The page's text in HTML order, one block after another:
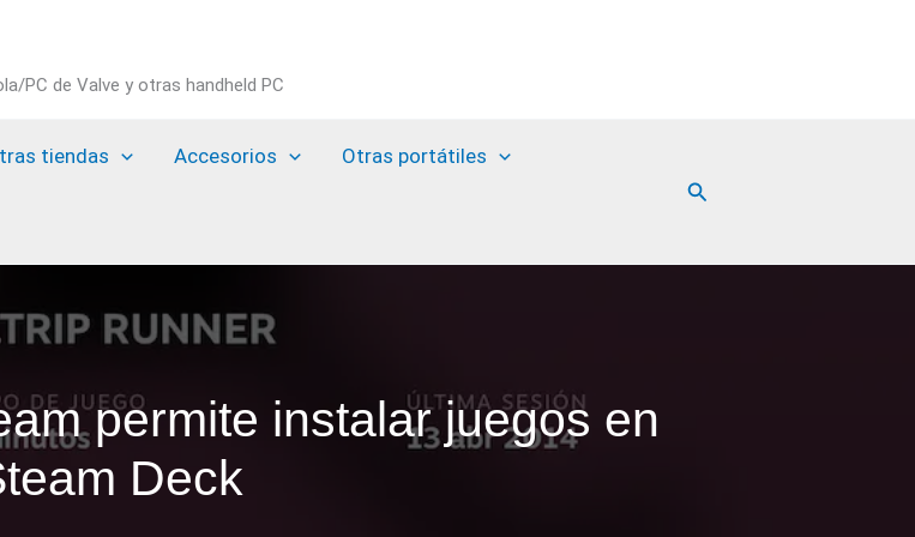
PC de Valve y otras handheld PC
tiendas Accesorios Otras portátiles
Buscar
permite instalar juegos en
Deck